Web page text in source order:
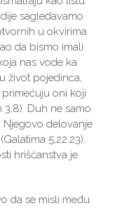
sagledavamo
u okvirima
da bismo imali
nas vode ka
život pojedinca,
oni koji
Duh ne samo
delovanje
5,22.23).
hrišćanstva je
da se misli među